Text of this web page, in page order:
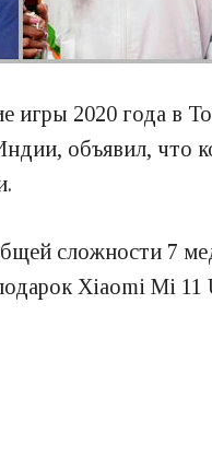
игры 2020 года в
объявил, что
сложности 7
Xiaomi Mi